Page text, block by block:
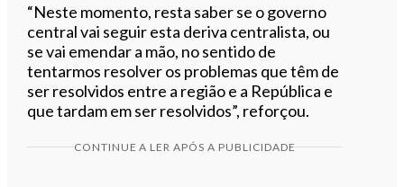
“Neste momento, resta saber se o governo
central vai seguir esta deriva centralista, ou
se vai emendar a mão, no sentido de
tentarmos resolver os problemas que têm de
ser resolvidos entre a região e a República e
que tardam em ser resolvidos”, reforçou.
CONTINUE A LER APÓS A PUBLICIDADE